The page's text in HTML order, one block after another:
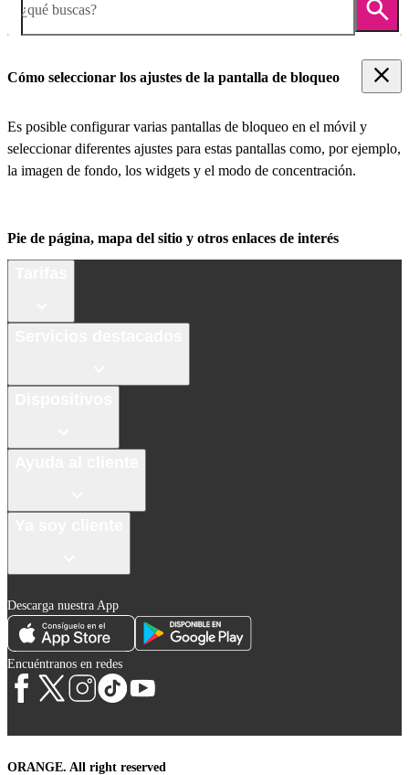
¿qué buscas?
Cómo seleccionar los ajustes de la pantalla de bloqueo
Es posible configurar varias pantallas de bloqueo en el móvil y
seleccionar diferentes ajustes para estas pantallas como, por ejemplo,
la imagen de fondo, los widgets y el modo de concentración.
Pie de página, mapa del sitio y otros enlaces de interés
Descarga nuestra App
Encuéntranos en redes
ORANGE. All right reserved